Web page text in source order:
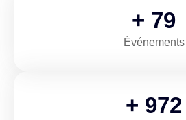
+ 110
Événements
+ 1,357